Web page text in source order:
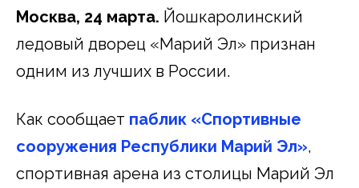
Москва, 24 марта. Йошкаролинский
ледовый дворец «Марий Эл» признан
одним из лучших в России.
Как сообщает паблик «Спортивные
сооружения Республики Марий Эл»,
спортивная арена из столицы Марий Эл